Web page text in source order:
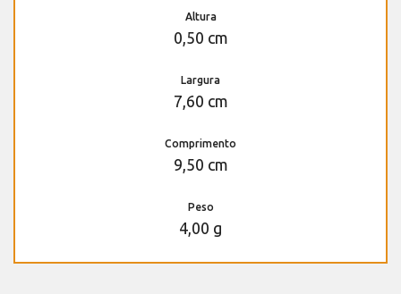
Altura
0,50 cm
Largura
7,60 cm
Comprimento
9,50 cm
Peso
4,00 g